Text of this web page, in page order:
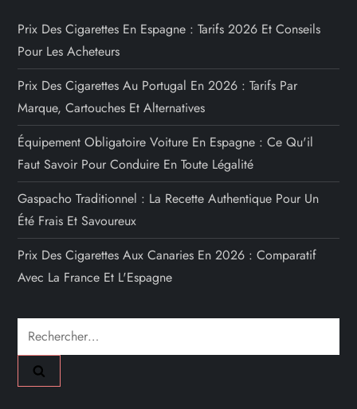
Prix Des Cigarettes En Espagne : Tarifs 2026 Et Conseils
Pour Les Acheteurs
Prix Des Cigarettes Au Portugal En 2026 : Tarifs Par
Marque, Cartouches Et Alternatives
Équipement Obligatoire Voiture En Espagne : Ce Qu'il
Faut Savoir Pour Conduire En Toute Légalité
Gaspacho Traditionnel : La Recette Authentique Pour Un
Été Frais Et Savoureux
Prix Des Cigarettes Aux Canaries En 2026 : Comparatif
Avec La France Et L'Espagne
Rechercher :